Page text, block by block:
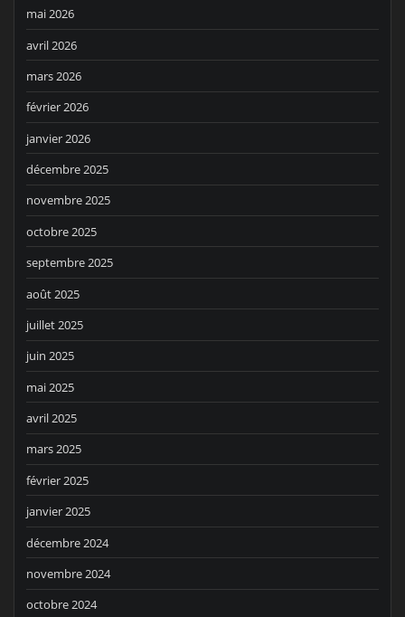
mai 2026
avril 2026
mars 2026
février 2026
janvier 2026
décembre 2025
novembre 2025
octobre 2025
septembre 2025
août 2025
juillet 2025
juin 2025
mai 2025
avril 2025
mars 2025
février 2025
janvier 2025
décembre 2024
novembre 2024
octobre 2024